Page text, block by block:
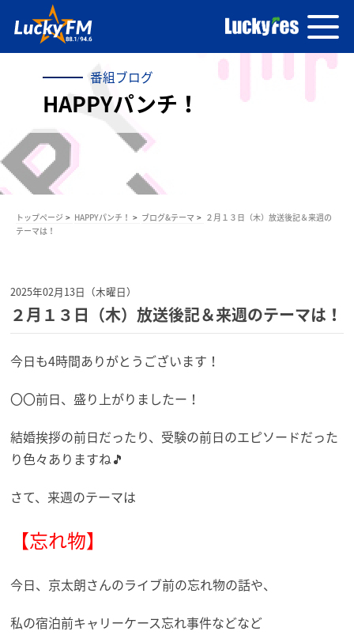
番組ブログ
HAPPYパンチ！
トップページ HAPPYパンチ！ ブログ&テーマ
２月１３日（木）放送後記＆来週の
テーマは！
2025年02月13日（木曜日）
２月１３日（木）放送後記＆来週のテーマは！
今日も4時間ありがとうございます！
〇〇前日、盛り上がりましたー！
結婚挨拶の前日だったり、受験の前日のエピソードだった
り色々ありますね🎵
さて、来週のテーマは
【忘れ物】
今日、京太朗さんのライブ前の忘れ物の話や、
私の宿泊前キャリーケース忘れ事件などなど